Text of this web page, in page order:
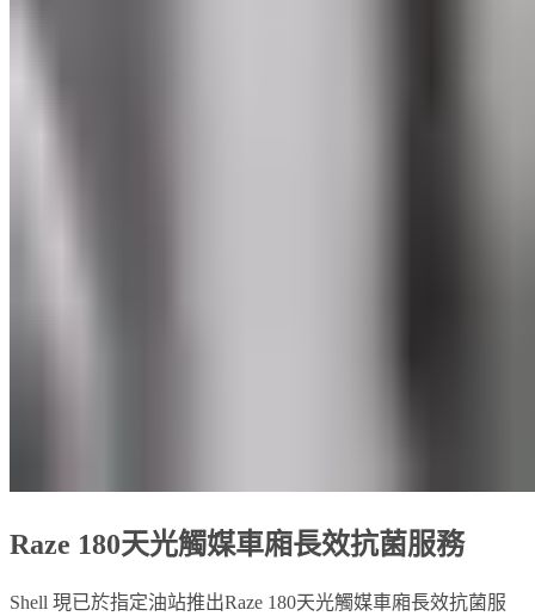
Raze 180天光觸媒車廂長效抗菌服務
Shell 現已於指定油站推出Raze 180天光觸媒車廂長效抗菌服